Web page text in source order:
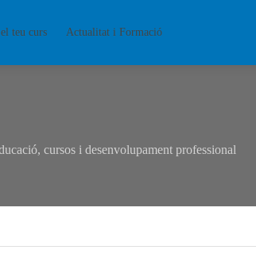
teu curs Actualitat i Formació
cursos i desenvolupament professional